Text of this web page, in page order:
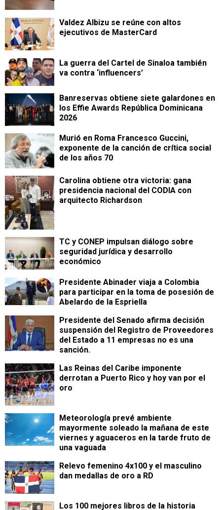
Valdez Albizu se reúne con altos
ejecutivos de MasterCard
La guerra del Cartel de Sinaloa también
va contra ‘influencers’
Banreservas obtiene siete galardones en
los Effie Awards República Dominicana
2026
Murió en Roma Francesco Guccini,
exponente de la canción de crítica social
de los años 70
Carolina obtiene otra victoria: gana
presidencia nacional del CODIA con
arquitecto Richardson
TC y CONEP impulsan diálogo sobre
seguridad jurídica y desarrollo
económico
Presidente Abinader viaja a Colombia
para participar en la toma de posesión de
Abelardo de la Espriella
Presidente del Senado afirma decisión
suspensión del Registro de Proveedores
del Estado a 11 empresas no es una
sanción.
Las Reinas del Caribe imponente
derrotan a Puerto Rico y hoy van por el
oro
Meteorología prevé ambiente
mayormente soleado la mañana de este
viernes y aguaceros en la tarde fruto de
una vaguada
Relevo femenino 4x100 y el masculino
dan medallas de oro a RD
Los 100 mejores libros de la historia